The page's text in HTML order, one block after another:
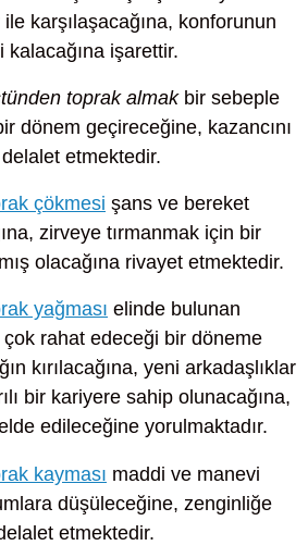
karşılaşacağına, konforunun
işarettir.
toprak almakbir sebeple
dönem geçireceğine, kazancını
etmektedir.
çökmesi şans ve bereket
zirveye tırmanmak için bir
olacağına rivayet etmektedir.
yağması elinde bulunan
rahat edeceği bir döneme
kırılacağına, yeni arkadaşlıklar
bir kariyere sahip olunacağına,
edileceğine yorulmaktadır.
kayması maddi ve manevi
düşüleceğine, zenginliğe
etmektedir.